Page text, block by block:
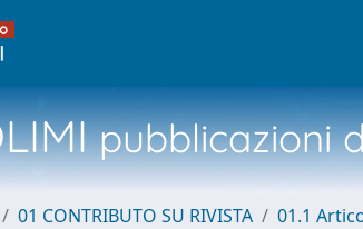
pubblicazioni
01 CONTRIBUTO SU RIVISTA 01.1